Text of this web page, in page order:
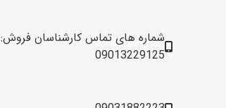
شماره های تماس کارشناسان فروش:
09013229125